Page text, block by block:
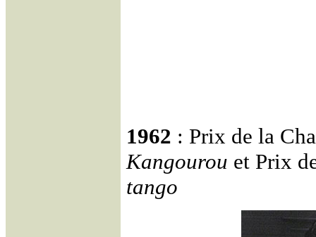
1962 : Prix de la
Kangourou et Prix
tango